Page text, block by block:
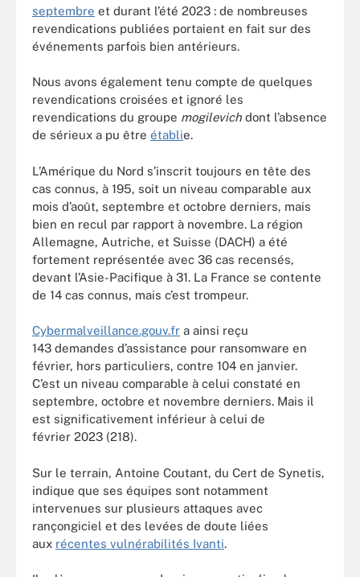
septembre et durant l’été 2023 : de nombreuses
revendications publiées portaient en fait sur des
événements parfois bien antérieurs.
Nous avons également tenu compte de quelques
revendications croisées et ignoré les
revendications du groupe mogilevich dont l’absence
de sérieux a pu être établie.
L’Amérique du Nord s’inscrit toujours en tête des
cas connus, à 195, soit un niveau comparable aux
mois d’août, septembre et octobre derniers, mais
bien en recul par rapport à novembre. La région
Allemagne, Autriche, et Suisse (DACH) a été
fortement représentée avec 36 cas recensés,
devant l’Asie-Pacifique à 31. La France se contente
de 14 cas connus, mais c’est trompeur.
Cybermalveillance.gouv.fr a ainsi reçu
143 demandes d’assistance pour ransomware en
février, hors particuliers, contre 104 en janvier.
C’est un niveau comparable à celui constaté en
septembre, octobre et novembre derniers. Mais il
est significativement inférieur à celui de
février 2023 (218).
Sur le terrain, Antoine Coutant, du Cert de Synetis,
indique que ses équipes sont notamment
intervenues sur plusieurs attaques avec
rançongiciel et des levées de doute liées
aux récentes vulnérabilités Ivanti.